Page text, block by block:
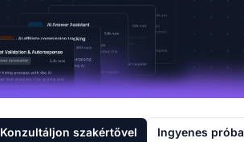
Konzultáljon szakértővel Ingyenes próba